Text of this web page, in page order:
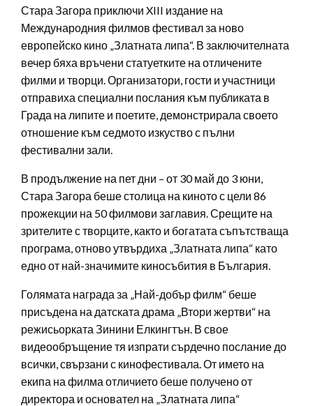
Стара Загора приключи XIII издание на
Международния филмов фестивал за ново
европейско кино „Златната липа“. В заключителната
вечер бяха връчени статуетките на отличените
филми и творци. Организатори, гости и участници
отправиха специални послания към публиката в
Града на липите и поетите, демонстрирала своето
отношение към седмото изкуство с пълни
фестивални зали.
В продължение на пет дни – от 30 май до 3 юни,
Стара Загора беше столица на киното с цели 86
прожекции на 50 филмови заглавия. Срещите на
зрителите с творците, както и богатата съпътстваща
програма, отново утвърдиха „Златната липа“ като
едно от най-значимите киносъбития в България.
Голямата награда за „Най-добър филм“ беше
присъдена на датската драма „Втори жертви“ на
режисьорката Зинини Елкингтън. В свое
видеообръщение тя изпрати сърдечно послание до
всички, свързани с кинофестивала. От името на
екипа на филма отличието беше получено от
директора и основател на „Златната липа“